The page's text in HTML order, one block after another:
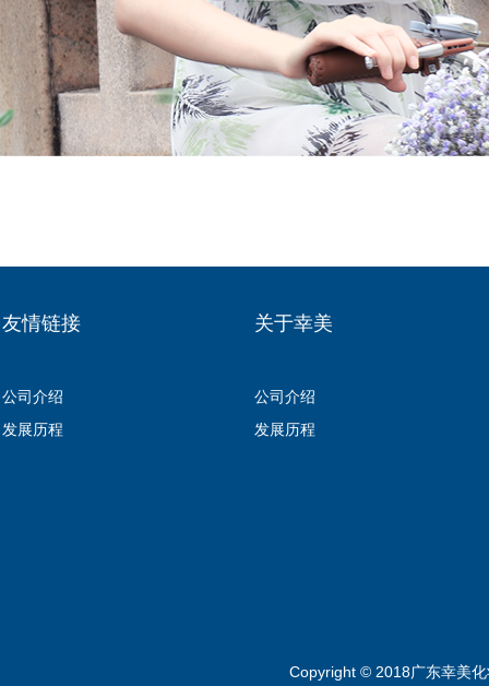
友情链接 关于幸美
公司介绍
发展历程
公司介绍
发展历程
Copyright © 2018广东幸美